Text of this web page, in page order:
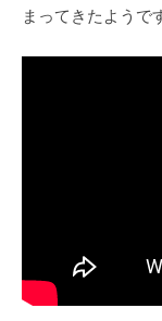
まってきたようで